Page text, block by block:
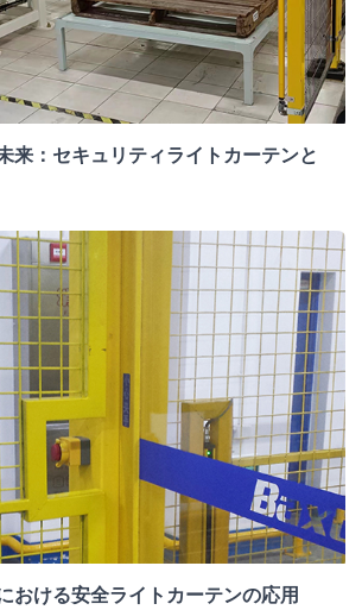
来：セキュリティライトカーテンと
おける安全ライトカーテンの応用